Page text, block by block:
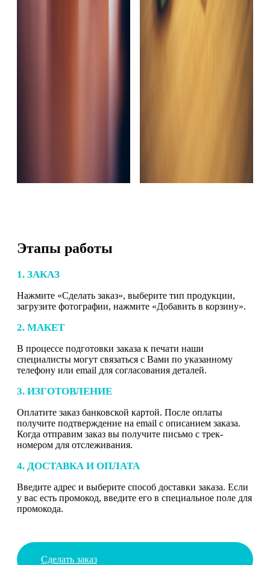
Этапы работы
1. ЗАКАЗ
Нажмите «Сделать заказ», выберите тип продукции,
загрузите фотографии, нажмите «Добавить в корзину».
2. МАКЕТ
В процессе подготовки заказа к печати наши
специалисты могут связаться с Вами по указанному
телефону или email для согласования деталей.
3. ИЗГОТОВЛЕНИЕ
Оплатите заказ банковской картой. После оплаты
получите подтверждение на email с описанием заказа.
Когда отправим заказ вы получите письмо с трек-
номером для отслеживания.
4. ДОСТАВКА И ОПЛАТА
Введите адрес и выберите способ доставки заказа. Если
у вас есть промокод, введите его в специальное поле для
промокода.
Сделать заказ